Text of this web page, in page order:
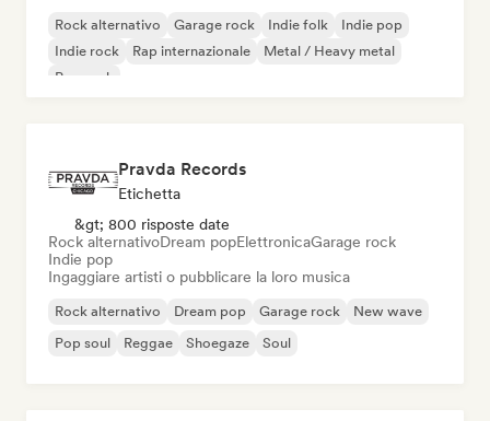
Rock alternativo Garage rock Indie folk
Indie pop
Indie rock
Rap internazionale
Metal / Heavy metal
Pop rock
Pravda Records
Etichetta
&gt; 800 risposte date
Rock alternativoDream popElettronicaGarage rock
Indie pop
Ingaggiare artisti o pubblicare la loro musica
Rock alternativo Dream pop Garage rock
New wave
Pop soul
Reggae Shoegaze Soul